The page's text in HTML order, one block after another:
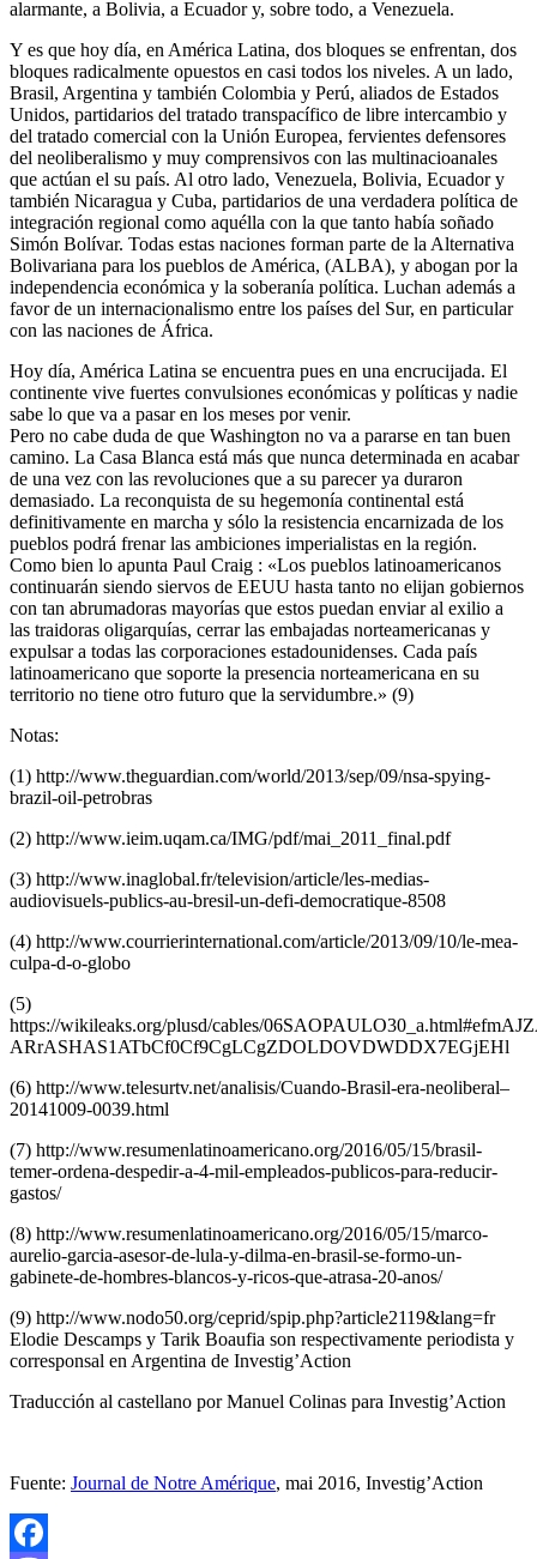
alarmante, a Bolivia, a Ecuador y, sobre todo, a Venezuela.
Y es que hoy día, en América Latina, dos bloques se enfrentan, dos
bloques radicalmente opuestos en casi todos los niveles. A un lado,
Brasil, Argentina y también Colombia y Perú, aliados de Estados
Unidos, partidarios del tratado transpacífico de libre intercambio y
del tratado comercial con la Unión Europea, fervientes defensores
del neoliberalismo y muy comprensivos con las multinacioanales
que actúan el su país. Al otro lado, Venezuela, Bolivia, Ecuador y
también Nicaragua y Cuba, partidarios de una verdadera política de
integración regional como aquélla con la que tanto había soñado
Simón Bolívar. Todas estas naciones forman parte de la Alternativa
Bolivariana para los pueblos de América, (ALBA), y abogan por la
independencia económica y la soberanía política. Luchan además a
favor de un internacionalismo entre los países del Sur, en particular
con las naciones de África.
Hoy día, América Latina se encuentra pues en una encrucijada. El
continente vive fuertes convulsiones económicas y políticas y nadie
sabe lo que va a pasar en los meses por venir.
Pero no cabe duda de que Washington no va a pararse en tan buen
camino. La Casa Blanca está más que nunca determinada en acabar
de una vez con las revoluciones que a su parecer ya duraron
demasiado. La reconquista de su hegemonía continental está
definitivamente en marcha y sólo la resistencia encarnizada de los
pueblos podrá frenar las ambiciones imperialistas en la región.
Como bien lo apunta Paul Craig : «Los pueblos latinoamericanos
continuarán siendo siervos de EEUU hasta tanto no elijan gobiernos
con tan abrumadoras mayorías que estos puedan enviar al exilio a
las traidoras oligarquías, cerrar las embajadas norteamericanas y
expulsar a todas las corporaciones estadounidenses. Cada país
latinoamericano que soporte la presencia norteamericana en su
territorio no tiene otro futuro que la servidumbre.» (9)
Notas:
(1) http://www.theguardian.com/world/2013/sep/09/nsa-spying-
brazil-oil-petrobras
(2) http://www.ieim.uqam.ca/IMG/pdf/mai_2011_final.pdf
(3) http://www.inaglobal.fr/television/article/les-medias-
audiovisuels-publics-au-bresil-un-defi-democratique-8508
(4) http://www.courrierinternational.com/article/2013/09/10/le-mea-
culpa-d-o-globo
(5)
https://wikileaks.org/plusd/cables/
ARrASHAS1ATbCf0Cf9CgLCgZDOLDOVDWDDX7EGjEHl
(6) http://www.telesurtv.net/analisis/Cuando-Brasil-era-neoliberal–
20141009-0039.html
(7) http://www.resumenlatinoamericano.org/2016/05/15/brasil-
temer-ordena-despedir-a-4-mil-empleados-publicos-para-reducir-
gastos/
(8) http://www.resumenlatinoamericano.org/2016/05/15/marco-
aurelio-garcia-asesor-de-lula-y-dilma-en-brasil-se-formo-un-
gabinete-de-hombres-blancos-y-ricos-que-atrasa-20-anos/
(9) http://www.nodo50.org/ceprid/spip.php?article2119&lang=fr
Elodie Descamps y Tarik Boaufia son respectivamente periodista y
corresponsal en Argentina de Investig’Action
Traducción al castellano por Manuel Colinas para Investig’Action
Fuente: Journal de Notre Amérique, mai 2016, Investig’Action